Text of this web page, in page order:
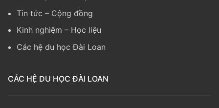
Tin tức – Cộng đồng
Kinh nghiệm – Học liệu
Các hệ du học Đài Loan
CÁC HỆ DU HỌC ĐÀI LOAN